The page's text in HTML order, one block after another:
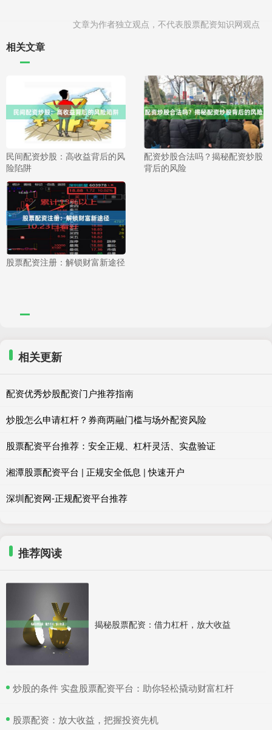
文章为作者独立观点，不代表股票配资知识网观点
相关文章
民间配资炒股：高收益背后的风
险陷阱
配资炒股合法吗？揭秘配资炒股
背后的风险
股票配资注册：解锁财富新途径
相关更新
配资优秀炒股配资门户推荐指南
炒股怎么申请杠杆？券商两融门槛与场外配资风险
股票配资平台推荐：安全正规、杠杆灵活、实盘验证
湘潭股票配资平台 | 正规安全低息 | 快速开户
深圳配资网-正规配资平台推荐
推荐阅读
揭秘股票配资：借力杠杆，放大收益
​炒股的条件 实盘股票配资平台：助你轻松撬动财富杠杆
​股票配资：放大收益，把握投资先机